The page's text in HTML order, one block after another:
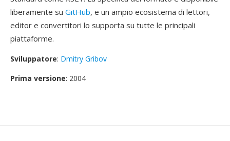
liberamente su GitHub, e un ampio ecosistema di lettori,
editor e convertitori lo supporta su tutte le principali
piattaforme.
Sviluppatore: Dmitry Gribov
Prima versione: 2004